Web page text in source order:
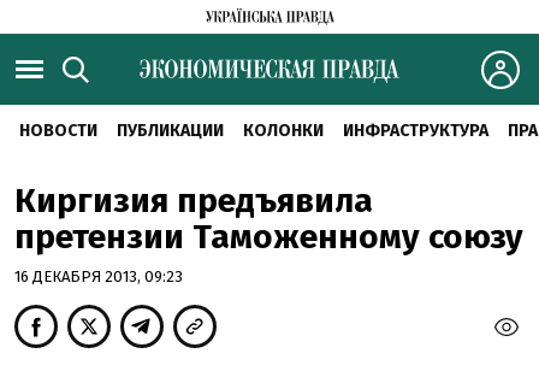
НОВОСТИ ПУБЛИКАЦИИ КОЛОНКИ ИНФРАСТРУКТУРА
Киргизия предъявила
претензии Таможенному союзу
16 ДЕКАБРЯ 2013, 09:23